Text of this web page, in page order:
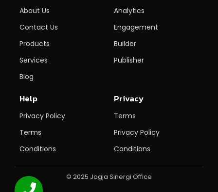
About Us
Contact Us
Products
Services
Blog
Analytics
Engagement
Builder
Publisher
Help
Privacy Policy
Terms
Conditions
Privacy
Terms
Privacy Policy
Conditions
© 2025 Jogja Sinergi Office